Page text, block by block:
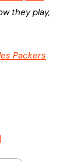
they play,
Packers